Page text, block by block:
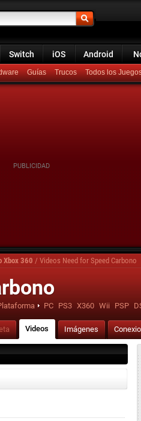
Switch iOS Android
Guías Trucos Todos los
Xbox 360 / Videos Need for Speed Carbono
PC PS3 X360 Wii PSP
Videos Imágenes